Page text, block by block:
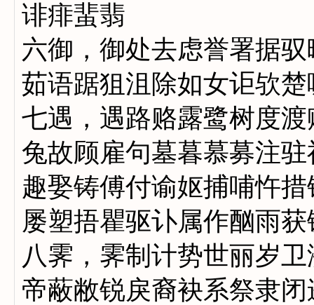
诽痱蜚翡
六御，御处去虑誉署据
茹语踞狙沮除如女讵欤楚
七遇，遇路赂露鹭树度
兔故顾雇句墓暮慕募注
趣娶铸傅付谕妪捕哺忤
屡塑捂瞿驱讣属作酗雨
八霁，霁制计势世丽岁
帝蔽敝锐戾裔袂系祭隶